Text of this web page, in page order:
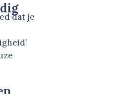
dat je